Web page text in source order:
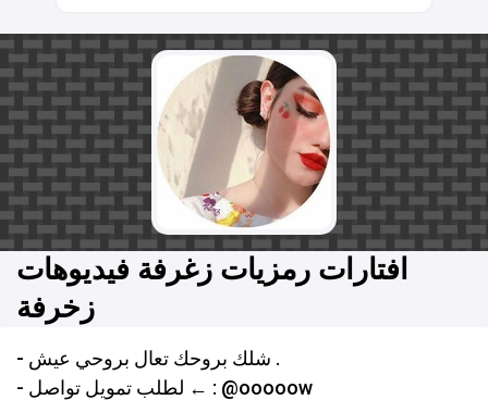
افتارات رمزيات زغرفة فيديوهات
زخرفة
- شلك بروحك تعال بروحي عيش .
- لطلب تمويل تواصل ← : @ooooow